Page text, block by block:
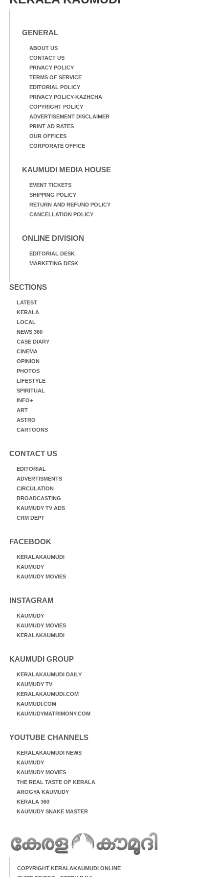
മത്സരത്തിനിടെ സിന്തറ്റിക്
GENERAL
ABOUT US
CONTACT US
PRIVACY POLICY
TERMS OF SERVICE
EDITORIAL POLICY
PRIVACY POLICY-KAZHCHA
COPYRIGHT POLICY
ADVERTISEMENT DISCLAIMER
PRINT AD RATES
OUR OFFICES
CORPORATE OFFICE
KAUMUDI MEDIA HOUSE
EVENT TICKETS
SHIPPING POLICY
RETURN AND REFUND POLICY
CANCELLATION POLICY
ONLINE DIVISION
EDITORIAL DESK
MARKETING DESK
SECTIONS
LATEST
KERALA
LOCAL
NEWS 360
CASE DIARY
CINEMA
OPINION
PHOTOS
LIFESTYLE
SPIRITUAL
INFO+
ART
ASTRO
CARTOONS
CONTACT US
EDITORIAL
ADVERTISMENTS
CIRCULATION
BROADCASTING
KAUMUDY TV ADS
CRM DEPT
FACEBOOK
KERALAKAUMUDI
KAUMUDY
KAUMUDY MOVIES
INSTAGRAM
KAUMUDY
KAUMUDY MOVIES
KERALAKAUMUDI
KAUMUDI GROUP
KERALAKAUMUDI DAILY
KAUMUDY TV
KERALAKAUMUDI.COM
KAUMUDI.COM
KAUMUDYMATRIMONY.COM
YOUTUBE CHANNELS
KERALAKAUMUDI NEWS
KAUMUDY
KAUMUDY MOVIES
THE REAL TASTE OF KERALA
AROGYA KAUMUDY
KERALA 360
KAUMUDY SNAKE MASTER
COPYRIGHT KERALAKAUMUDI ONLINE